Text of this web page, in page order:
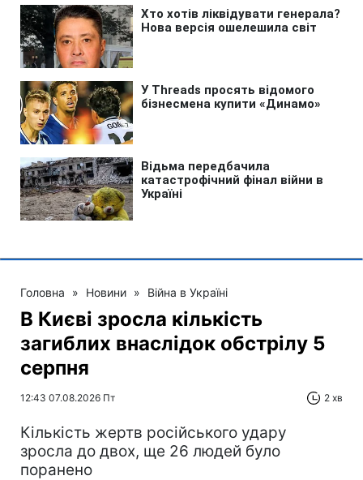
Головна » Новини » Війна в Україні
В Києві зросла кількість
загиблих внаслідок обстрілу 5
серпня
12:43 07.08.2026 Пт 2 хв
Кількість жертв російського удару
зросла до двох, ще 26 людей було
поранено